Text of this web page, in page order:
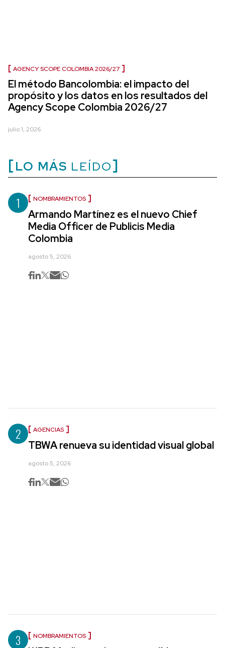
AGENCY SCOPE COLOMBIA 2026/27
El método Bancolombia: el impacto del
propósito y los datos en los resultados del
Agency Scope Colombia 2026/27
julio 1, 2026
LO MÁS LEÍDO
1 NOMBRAMIENTOS
Armando Martínez es el nuevo Chief
Media Officer de Publicis Media
Colombia
agosto 5, 2026
2 AGENCIAS
TBWA renueva su identidad visual global
agosto 5, 2026
3 NOMBRAMIENTOS